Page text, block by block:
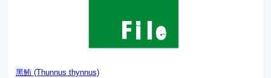
黑鮪 (Thunnus thynnus)